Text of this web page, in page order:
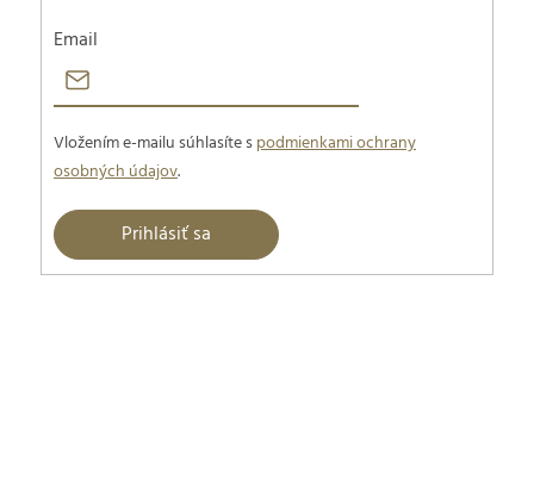
Email
Vložením e-mailu súhlasíte spodmienkami ochrany
osobných údajov.
Prihlásiť sa